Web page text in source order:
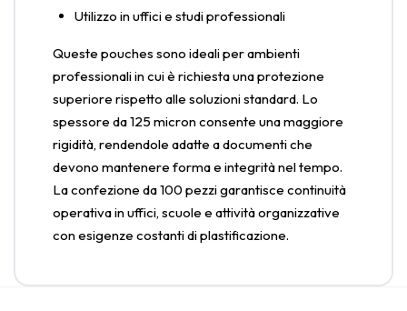
Utilizzo in uffici e studi professionali
Queste pouches sono ideali per ambienti
professionali in cui è richiesta una protezione
superiore rispetto alle soluzioni standard. Lo
spessore da 125 micron consente una maggiore
rigidità, rendendole adatte a documenti che
devono mantenere forma e integrità nel tempo.
La confezione da 100 pezzi garantisce continuità
operativa in uffici, scuole e attività organizzative
con esigenze costanti di plastificazione.